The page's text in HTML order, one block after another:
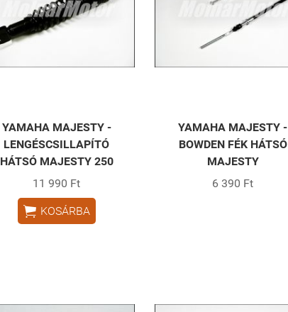
YAMAHA MAJESTY -
LENGÉSCSILLAPÍTÓ
HÁTSÓ MAJESTY 250
11 990 Ft
 KOSÁRBA
YAMAHA MAJESTY -
BOWDEN FÉK HÁTSÓ
MAJESTY
6 390 Ft